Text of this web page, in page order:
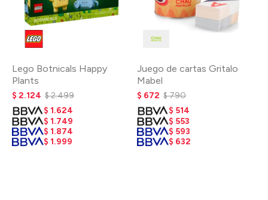
Lego Botnicals Happy
Plants
$ 2.124 $2.499
$ 1.624
$ 1.749
$ 1.874
$ 1.999
Juego de cartas Gritalo
Mabel
$ 672 $790
$ 514
$ 553
$ 593
$ 632